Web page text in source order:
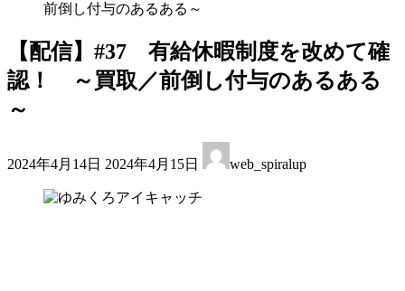
前倒し付与のあるある～
【配信】#37 有給休暇制度を改めて確
認！ ～買取／前倒し付与のあるある
～
2024年4月14日 終
新
2024年4月15日 web_spiralup